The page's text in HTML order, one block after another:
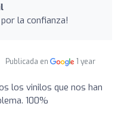
la confianza!
Publicada en
1 year
los vinilos que nos han
100%